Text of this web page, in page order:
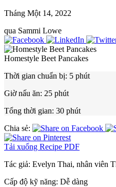
Tháng Một 14, 2022
qua Sammi Lowe
Homestyle Beet Pancakes
Thời gian chuẩn bị: 5 phút
Giờ nấu ăn: 25 phút
Tổng thời gian: 30 phút
Chia sẻ:
Tải xuống Recipe PDF
Tác giả: Evelyn Thai, nhân viên
Cấp độ kỹ năng: Dễ dàng